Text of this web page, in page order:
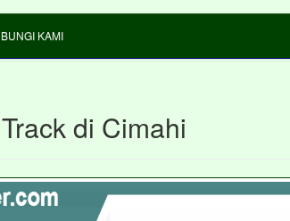
KAMI
di Cimahi